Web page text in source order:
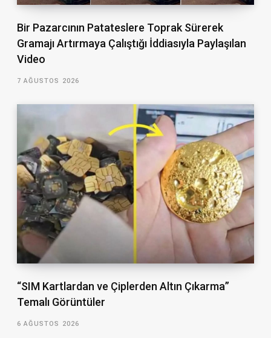
Bir Pazarcının Patateslere Toprak Sürerek
Gramajı Artırmaya Çalıştığı İddiasıyla Paylaşılan
Video
7 AĞUSTOS 2026
“SIM Kartlardan ve Çiplerden Altın Çıkarma”
Temalı Görüntüler
6 AĞUSTOS 2026